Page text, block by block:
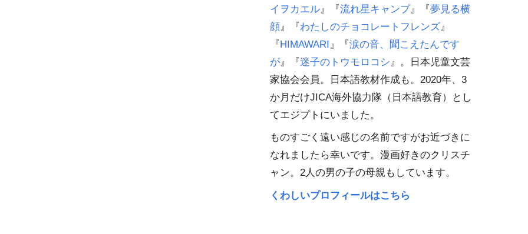
イヲカエル』『流れ星キャンプ』『夢見る横
顔』『わたしのチョコレートフレンズ』
『HIMAWARI』『涙の音、聞こえたんです
が』『迷子のトウモロコシ』。日本児童文芸
家協会会員。日本語教材作成も。2020年、3
か月だけJICA海外協力隊（日本語教育）とし
てエジプトにいました。
ものすごく遠い感じの名前ですがお近づきに
なれましたら幸いです。漫画好きのクリスチ
ャン。2人の男の子の母親もしています。
くわしいプロフィールはこちら